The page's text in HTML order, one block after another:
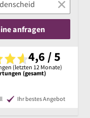
anfragen
4,6 / 5
(letzten 12 Monate)
(gesamt)
Ihr bestes Angebot